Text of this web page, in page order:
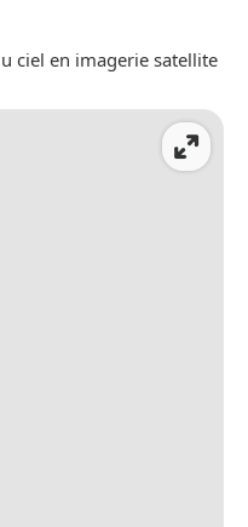
ciel en imagerie satellite